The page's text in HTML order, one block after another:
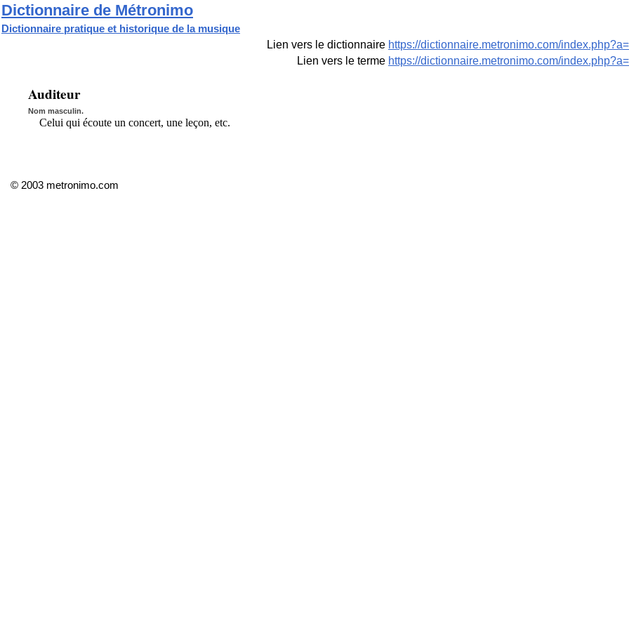
Dictionnaire de Métronimo
Dictionnaire pratique et historique de la musique
Lien vers le dictionnaire https://dictionnaire.metronimo.com/
Lien vers le terme https://dictionnaire.metronimo.com/
Auditeur
Nom masculin.
Celui qui écoute un concert, une leçon, etc.
© 2003 metronimo.com